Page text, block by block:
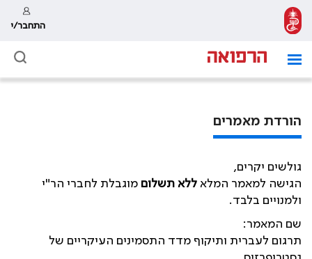
התחבר/י
הורדת מאמרים
גולשים יקרים,
הגישה למאמר המלא ללא תשלום מוגבלת לחברי הר"י
ולמנויים בלבד.
שם המאמר:
תרגום לעברית ותיקוף מדד התסמינים העיקריים של